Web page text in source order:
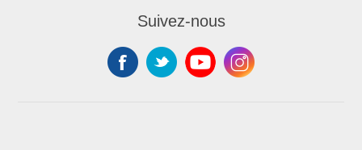
Suivez-nous